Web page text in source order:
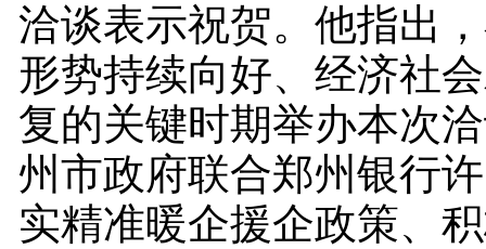
洽谈表示祝贺。他指出
形势持续向好、经济社
复的关键时期举办本次
州市政府联合郑州银行
实精准暖企援企政策、